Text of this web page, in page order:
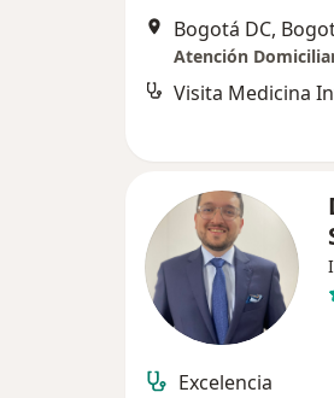
Bogotá DC,
Atención
Visita Medicina
Excelencia